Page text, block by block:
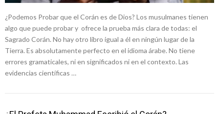
¿Podemos Probar que el Corán es de Dios? Los musulmanes tienen
algo que puede probar y ofrece la prueba más clara de todas: el
Sagrado Corán. No hay otro libro igual a él en ningún lugar de la
Tierra. Es absolutamente perfecto en el idioma árabe. No tiene
errores gramaticales, ni en significados ni en el contexto. Las
evidencias científicas …